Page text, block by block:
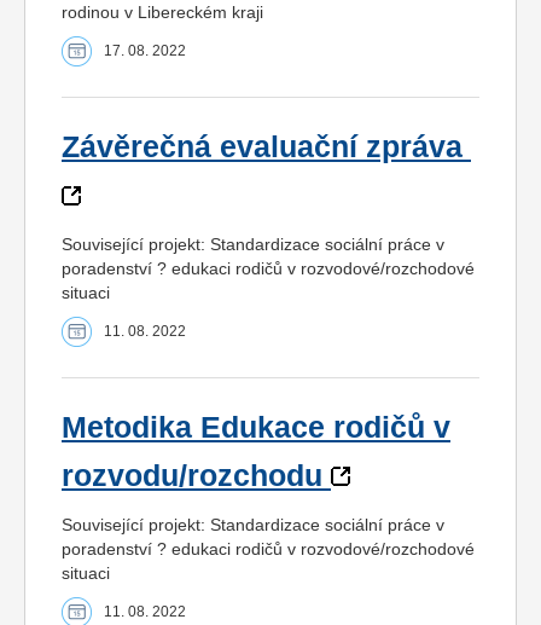
rodinou v Libereckém kraji
17. 08. 2022
Závěrečná evaluační zpráva
Související projekt: Standardizace sociální práce v
poradenství ? edukaci rodičů v rozvodové/rozchodové
situaci
11. 08. 2022
Metodika Edukace rodičů v
rozvodu/rozchodu
Související projekt: Standardizace sociální práce v
poradenství ? edukaci rodičů v rozvodové/rozchodové
situaci
11. 08. 2022